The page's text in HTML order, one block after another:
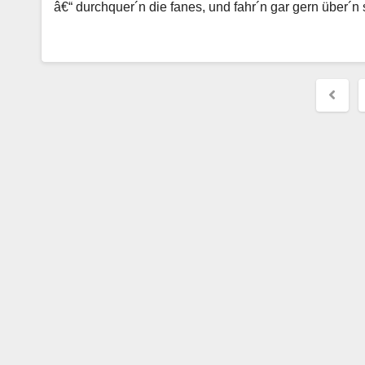
â€“ durchquer´n die fanes, und fahr´n gar gern